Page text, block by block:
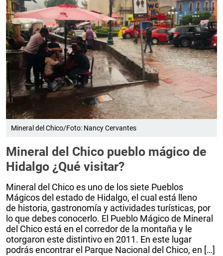
Mineral del Chico/Foto: Nancy Cervantes
Mineral del Chico pueblo mágico de
Hidalgo ¿Qué visitar?
Mineral del Chico es uno de los siete Pueblos
Mágicos del estado de Hidalgo, el cual está lleno
de historia, gastronomía y actividades turísticas, por
lo que debes conocerlo. El Pueblo Mágico de Mineral
del Chico está en el corredor de la montaña y le
otorgaron este distintivo en 2011. En este lugar
podrás encontrar el Parque Nacional del Chico, en […]